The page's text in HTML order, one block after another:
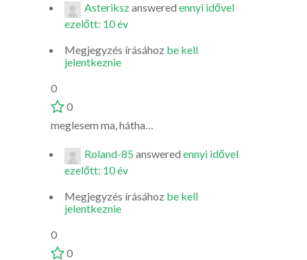
Asterikszanswered ennyi idővel
ezelőtt: 10 év
Megjegyzés írásához be kell
jelentkeznie
0
0
meglesem ma, hátha…
Roland-85 answered ennyi idővel
ezelőtt: 10 év
Megjegyzés írásához be kell
jelentkeznie
0
0